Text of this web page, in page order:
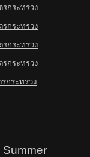
กระทรวง
กระทรวง
กระทรวง
กระทรวง
กระทรวง
Summer